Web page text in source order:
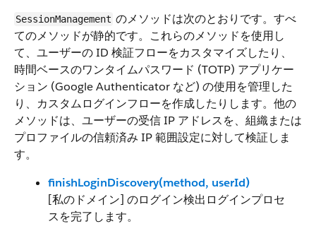
SessionManagement のメソッドは次のとおりです。すべ
てのメソッドが静的です。これらのメソッドを使用し
て、ユーザーの ID 検証フローをカスタマイズしたり、
時間ベースのワンタイムパスワード (TOTP) アプリケー
ション (Google Authenticator など) の使用を管理した
り、カスタムログインフローを作成したりします。他の
メソッドは、ユーザーの受信 IP アドレスを、組織または
プロファイルの信頼済み IP 範囲設定に対して検証しま
す。
finishLoginDiscovery(method, userId)
[私のドメイン] のログイン検出ログインプロセ
スを完了します。